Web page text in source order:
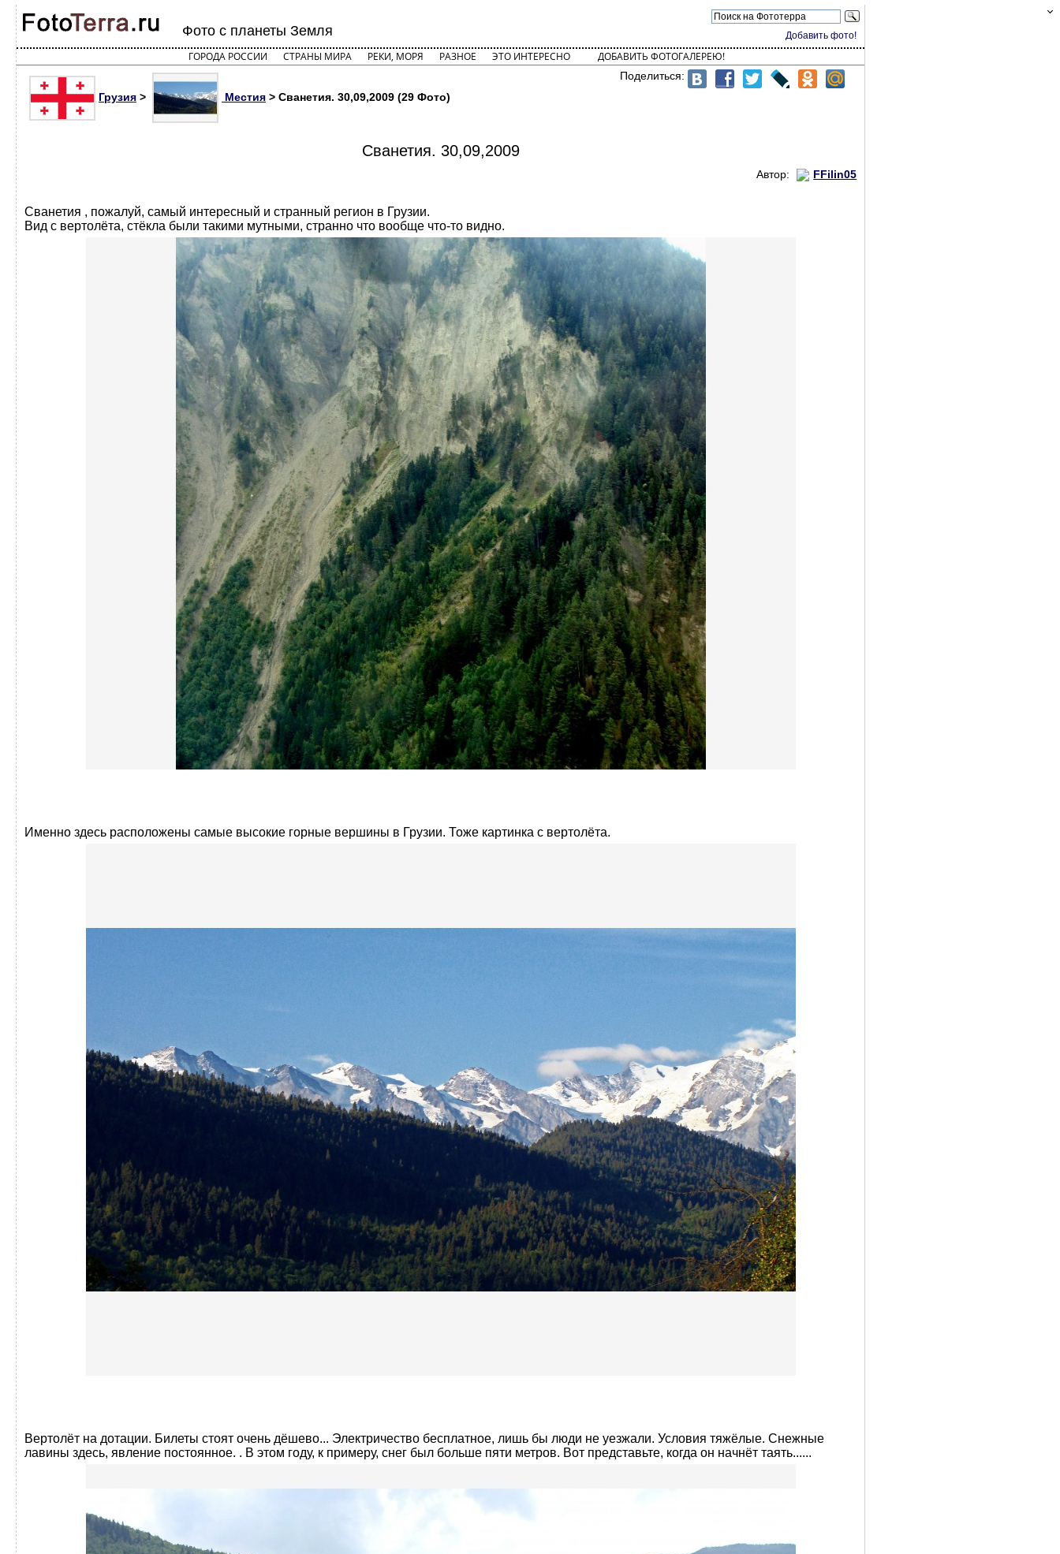
Добавить фото!
Фото с планеты Земля
ГОРОДА РОССИИ СТРАНЫ МИРА РЕКИ, МОРЯ РАЗНОЕ ЭТО ИНТЕРЕСНО ДОБАВИТЬ ФОТОГАЛЕРЕЮ!
Поделиться:
Грузия > Местия > Сванетия. 30,09,2009 (29 Фото)
Сванетия. 30,09,2009
Автор: FFilin05
Сванетия , пожалуй, самый интересный и странный регион в Грузии.
Вид с вертолёта, стёкла были такими мутными, странно что вообще что-то видно.
Именно здесь расположены самые высокие горные вершины в Грузии. Тоже картинка с вертолёта.
Вертолёт на дотации. Билеты стоят очень дёшево... Электричество бесплатное, лишь бы люди не уезжали. Условия тяжёлые. Снежные
лавины здесь, явление постоянное. . В этом году, к примеру, снег был больше пяти метров. Вот представьте, когда он начнёт таять......